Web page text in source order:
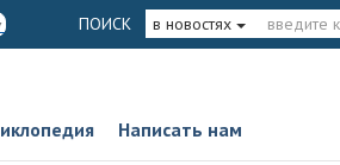
ПОИСК в новостях
Написать нам